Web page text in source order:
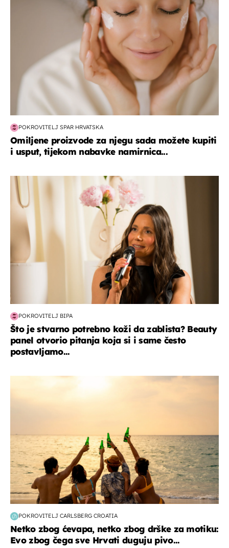
POKROVITELJ SPAR HRVATSKA
Omiljene proizvode za njegu sada možete kupiti
i usput, tijekom nabavke namirnica...
moda & ljepota
POKROVITELJ BIPA
Što je stvarno potrebno koži da zablista? Beauty
panel otvorio pitanja koja si i same često
postavljamo...
POKROVITELJ CARLSBERG CROATIA
Netko zbog ćevapa, netko zbog drške za motiku:
Evo zbog čega sve Hrvati duguju pivo...